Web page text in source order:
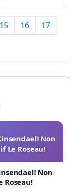
15 16
17
Non
Le Roseau!
Non
Roseau!